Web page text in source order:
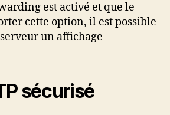
est activé et que le
cette option, il est possible
un affichage
sécurisé